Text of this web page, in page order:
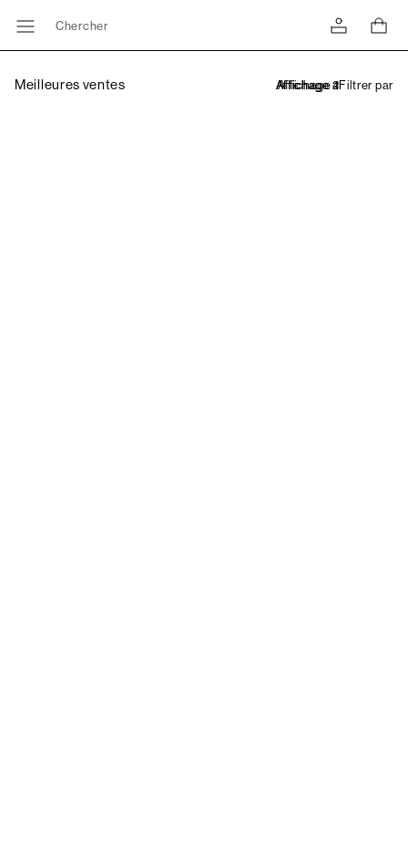
Chercher
Meilleures ventes Filtrer par